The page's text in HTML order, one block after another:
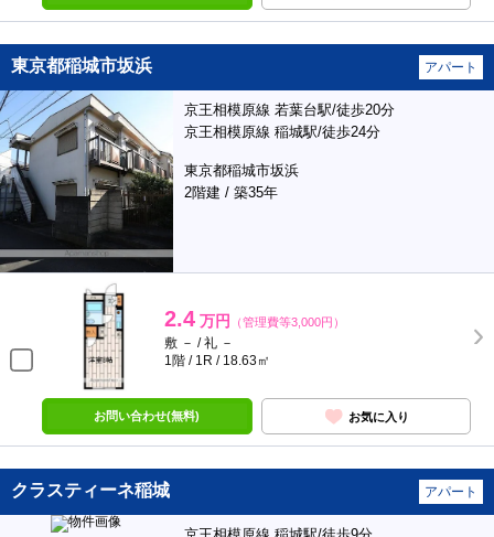
東京都稲城市坂浜 アパート
京王相模原線 若葉台駅/徒歩20分
京王相模原線 稲城駅/徒歩24分
東京都稲城市坂浜
2階建 / 築35年
2.4 万円 （管理費等3,000円）
敷 － / 礼 －
1階 / 1R / 18.63㎡
お問い合わせ(無料) お気に入り
クラスティーネ稲城 アパート